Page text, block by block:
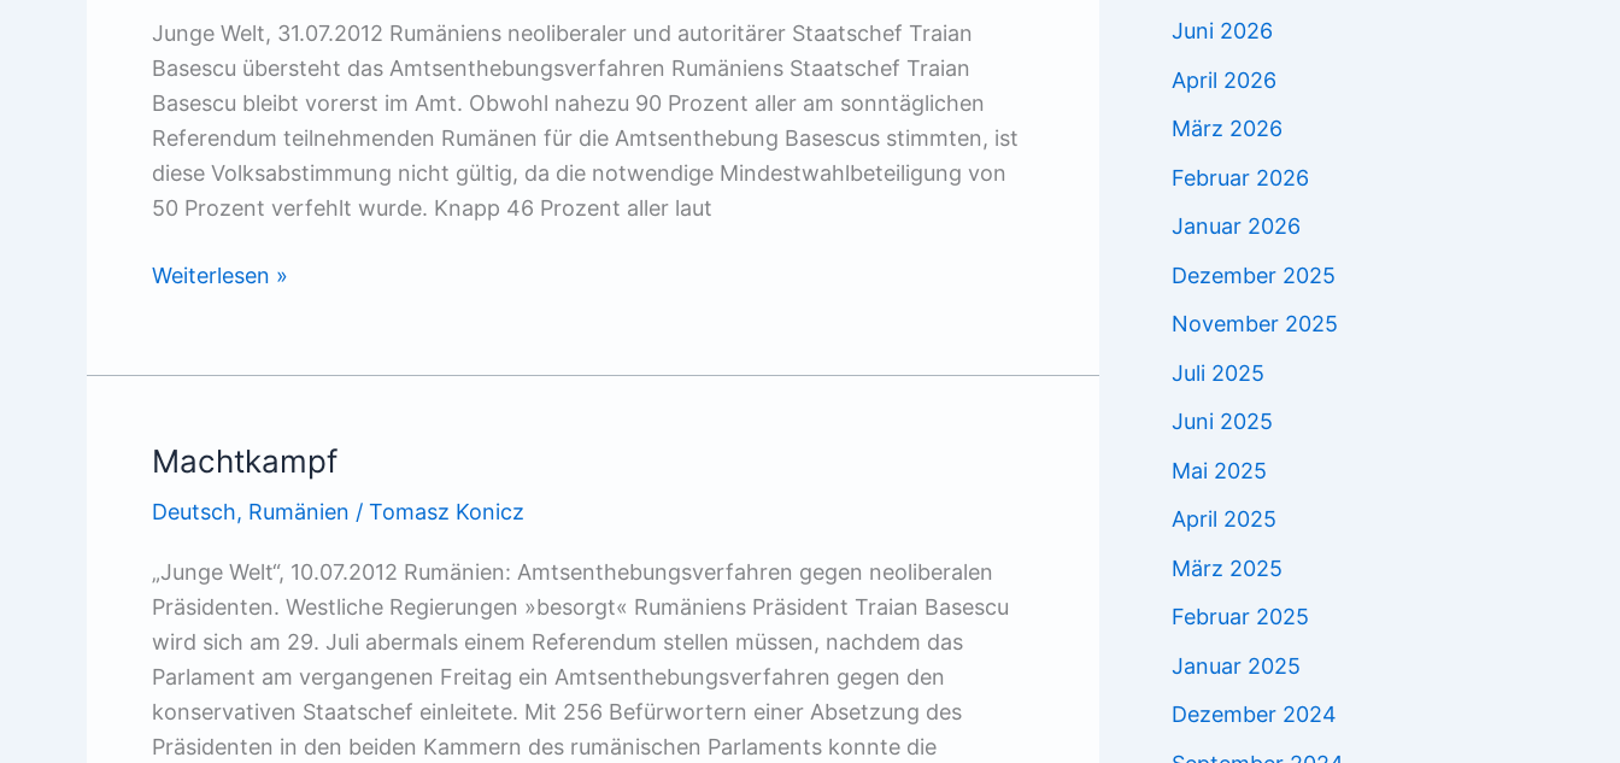
Junge Welt, 31.07.2012 Rumäniens neoliberaler und autoritärer Staatschef Traian
Basescu übersteht das Amtsenthebungsverfahren Rumäniens Staatschef Traian
Basescu bleibt vorerst im Amt. Obwohl nahezu 90 Prozent aller am sonntäglichen
Referendum teilnehmenden Rumänen für die Amtsenthebung Basescus stimmten, ist
diese Volksabstimmung nicht gültig, da die notwendige Mindestwahlbeteiligung von
50 Prozent verfehlt wurde. Knapp 46 Prozent aller laut
Merkels
Weiterlesen »
Machtkampf
Deutsch, Rumänien / Tomasz Konicz
„Junge Welt“, 10.07.2012 Rumänien: Amtsenthebungsverfahren gegen neoliberalen
Präsidenten. Westliche Regierungen »besorgt« Rumäniens Präsident Traian Basescu
wird sich am 29. Juli abermals einem Referendum stellen müssen, nachdem das
Parlament am vergangenen Freitag ein Amtsenthebungsverfahren gegen den
konservativen Staatschef einleitete. Mit 256 Befürwortern einer Absetzung des
Präsidenten in den beiden Kammern des rumänischen Parlaments konnte die
Juni 2026
April 2026
März 2026
Februar 2026
Januar 2026
Dezember 2025
November 2025
Juli 2025
Juni 2025
Mai 2025
April 2025
März 2025
Februar 2025
Januar 2025
Dezember 2024